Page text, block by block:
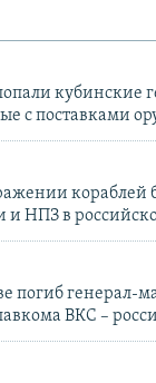
кубинские
с поставками
кораблей
НПЗ в
погиб генерал-
ВКС –